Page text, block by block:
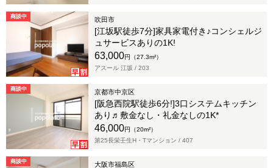
商談中 吹田市
[江坂駅徒歩7分]家具家電付き♪コンシェルジ
ュサービスありの1K!
63,000円（27.3m²）
アスール 江坂 / 203
商談中 京都市中京区
[阪急西院駅徒歩6分!]3口システムキッチン
あり♬敷金なし・礼金なしの1K*
46,000円（20m²）
第25長栄壬生H・Tマンション / 407
商談中 大阪市福島区